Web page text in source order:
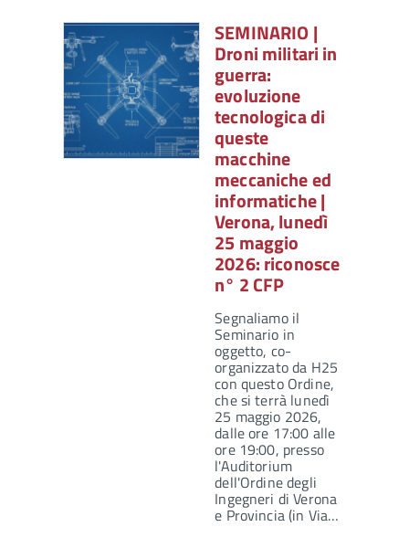
SEMINARIO |
Droni militari in
guerra:
evoluzione
tecnologica di
queste
macchine
meccaniche ed
informatiche |
Verona, lunedì
25 maggio
2026: riconosce
n° 2 CFP
Segnaliamo il
Seminario in
oggetto, co-
organizzato da H25
con questo Ordine,
che si terrà lunedì
25 maggio 2026,
dalle ore 17:00 alle
ore 19:00, presso
l'Auditorium
dell'Ordine degli
Ingegneri di Verona
e Provincia (in Via…